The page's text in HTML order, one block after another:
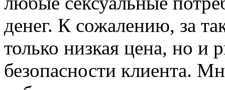
денег. К сожалению, за
только низкая цена, но и
безопасности клиента.